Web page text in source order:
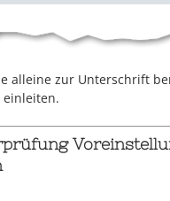
alleine zur Unterschrift
einleiten.